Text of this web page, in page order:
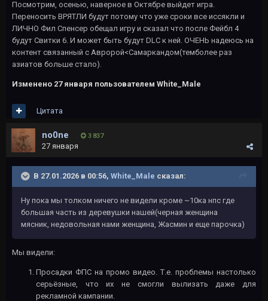
Посмотрим, осенью, наверное в Октябре выйдет игра.
Переносить ВРЯТЛИ будут потому что уже сроки все иссякли и
ЛИЧНО Фил Спенсер обещал игру и сказал что после Фейбл 4
будут Свитки 6. И может быть будут DLC к ней. ОЧЕНЬ надеюсь на
контент связанный с Авророй<Самаркандом(темболее раз
азиатов больше стало).
Изменено 27 января пользователем White_Male
Цитата
no0ne 3 837
27 января
В 27.01.2026 в 00:56, White_Male сказал:
Ну пока мы толком ничего не видели кроме ~10ка нпс где
большая часть из деревушки нашей(черная женщина
мясник, недовольная нами женщина, Жасмин и еще парочка)
Мы видели:
Просадки ФПС на промо видео. Т.е. проблемы настолько
серьёзные, что их не смогли вылизать даже для
рекламной кампании.